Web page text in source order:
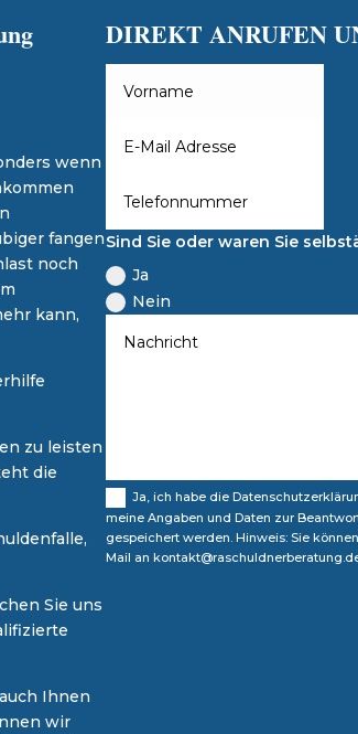
wenn
fangen
noch
kann,
zu leisten
die
Sie uns
Ihnen
wir
DIREKT ANRUFEN
Sind Sie oder waren Sie
Ja
Nein
Ja, ich habe die
meine Angaben und Daten zur
gespeichert werden. Hinweis: Sie
Mail an